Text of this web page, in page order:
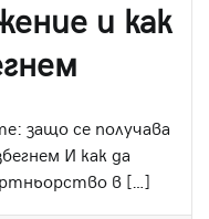
и как
защо се получава
И как да
в […]